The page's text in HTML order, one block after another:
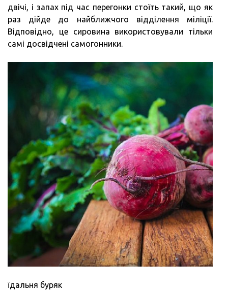
двічі, і запах під час перегонки стоїть такий, що як
раз дійде до найближчого відділення міліції.
Відповідно, це сировина використовували тільки
самі досвідчені самогонники.
їдальня буряк